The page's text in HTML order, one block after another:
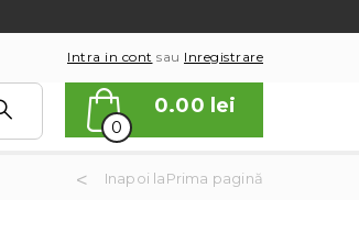
Intra in cont sau Inregistrare
0
0.00 lei
Inapoi laPrima pagină